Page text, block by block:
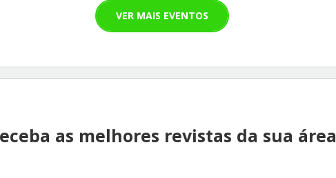
VER MAIS EVENTOS
as melhores revistas da sua área